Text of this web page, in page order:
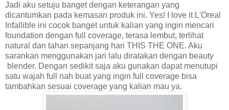
Jadi aku setuju banget dengan keterangan yang
dicantumkan pada kemasan produk ini. Yes! I love it L'Oreal
Infallible ini cocok banget untuk kalian yang ingin mencari
foundation dengan full coverage, terasa lembut, terlihat
natural dan tahan sepanjang hari THIS THE ONE. Aku
sarankan menggunakan jari lalu diratakan dengan beauty
blender. Dengan sedikit saja aku gunakan dapat menutupi
satu wajah full nah buat yang ingin full coverage bisa
tambahkan sesuai coverage yang kalian mau ya.